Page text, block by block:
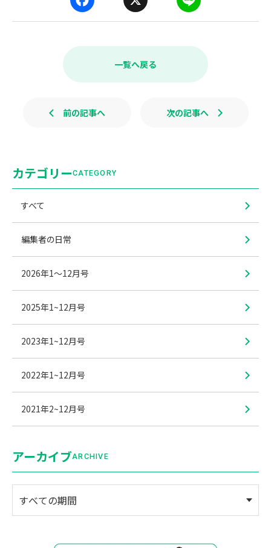
a
e
k
i
e
一覧へ戻る
前の記事へ 次の記事へ
カテゴリーCATEGORY
すべて
編集者の日常
2026年1〜12月号
2025年1~12月号
2023年1~12月号
2022年1~12月号
2021年2~12月号
アーカイブARCHIVE